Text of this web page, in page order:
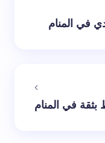
في المنام
في المنام